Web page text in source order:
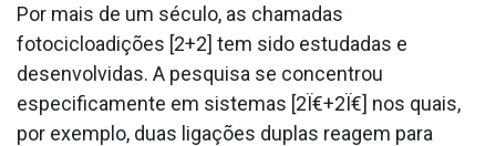
Por mais de um século, as chamadas
fotocicloadições [2+2] tem sido estudadas e
desenvolvidas. A pesquisa se concentrou
especificamente em sistemas [2Ï€+2Ï€] nos quais,
por exemplo, duas ligações duplas reagem para